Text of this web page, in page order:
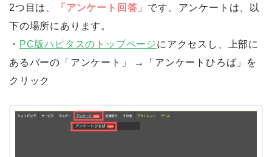
2つ目は、 「アンケート回答」 です。アンケートは、以
下の場所にあります。
・ PC版ハピタスのトップページにアクセスし、上部に
あるバーの「アンケート」 →「アンケートひろば」を
クリック